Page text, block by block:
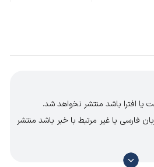
یا افترا باشد منتشر نخواهد شد.
فارسی یا غیر مرتبط با خبر باشد منتشر
موافقت یا مخالفت با محتوای نظرات